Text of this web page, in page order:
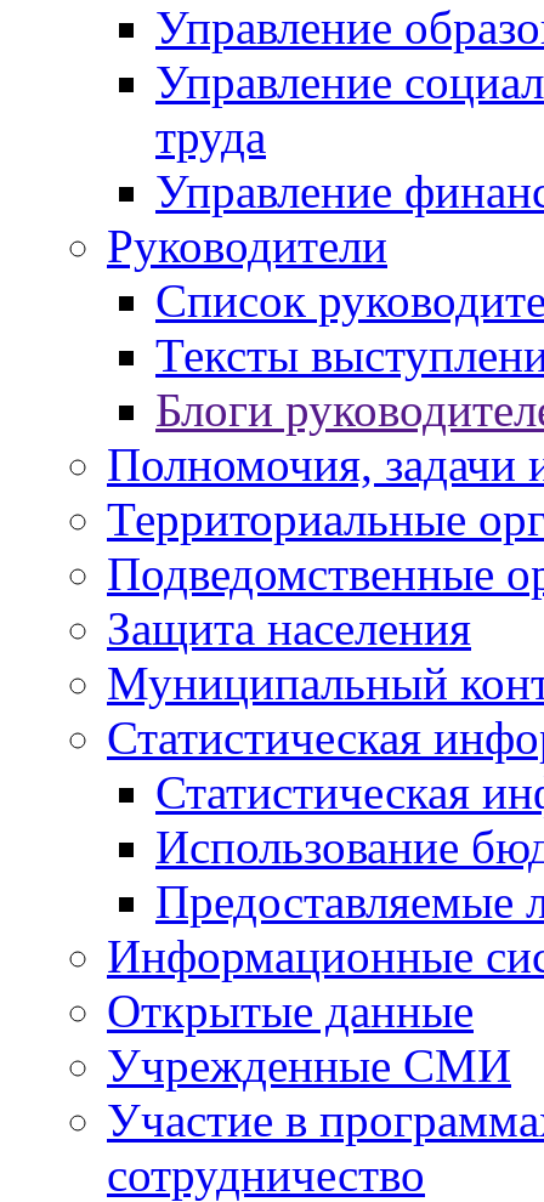
Управление
Управление
труда
Управление
Руководители
Список
Тексты
Блоги
Полномочия, задачи
Территориальные
Подведомственные
Защита населения
Муниципальный
Статистическая
Статистическая
Использование
Предоставляемые
Информационные
Открытые данные
Учрежденные СМИ
Участие в
сотрудничество